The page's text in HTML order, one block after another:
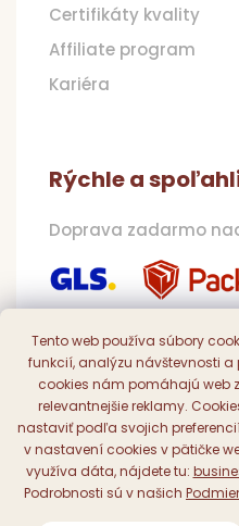
Tento web používa súbory
funkcií, analýzu návštevnosti
cookies nám pomáhajú web
relevantnejšie reklamy.
nastaviť podľa svojich
v nastavení cookies v pätičke
využíva dáta, nájdete tu:
Podrobnosti sú v našich
Certifikáty kvality
Affiliate program
Kariéra
Rýchle a
Doprava zadarmo
Pohodlná a
Online, prevodom či